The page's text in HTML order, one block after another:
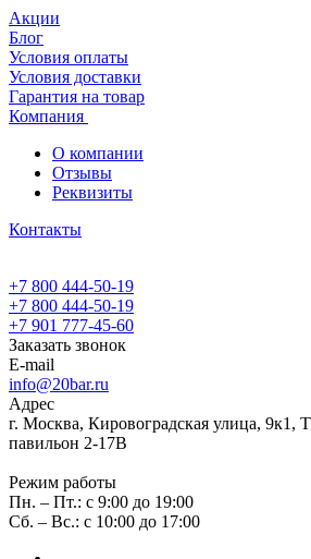
Акции
Блог
Условия оплаты
Условия доставки
Гарантия на товар
Компания
О компании
Отзывы
Реквизиты
Контакты
+7 800 444-50-19
+7 800 444-50-19
+7 901 777-45-60
Заказать звонок
E-mail
info@20bar.ru
Адрес
г. Москва, Кировоградская улица, 9к1,
павильон 2-17В
Режим работы
Пн. – Пт.: с 9:00 до 19:00
Сб. – Вс.: с 10:00 до 17:00